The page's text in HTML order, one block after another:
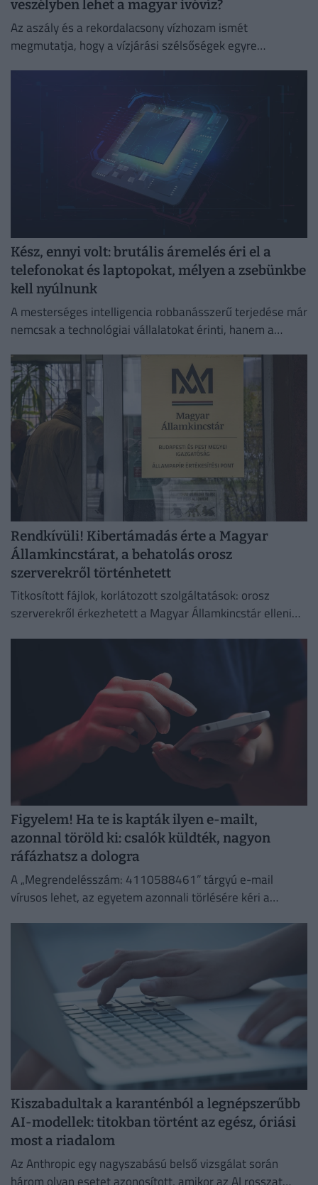
veszélyben lehet a magyar ivóvíz?
Az aszály és a rekordalacsony vízhozam ismét
megmutatja, hogy a vízjárási szélsőségek egyre
Kész, ennyi volt: brutális áremelés éri el a
telefonokat és laptopokat, mélyen a zsebünkbe
kell nyúlnunk
A mesterséges intelligencia robbanásszerű terjedése már
nemcsak a technológiai vállalatokat érinti, hanem a
Rendkívüli! Kibertámadás érte a Magyar
Államkincstárat, a behatolás orosz
szerverekről történhetett
Titkosított fájlok, korlátozott szolgáltatások: orosz
szerverekről érkezhetett a Magyar Államkincstár elleni
Figyelem! Ha te is kapták ilyen e-mailt,
azonnal töröld ki: csalók küldték, nagyon
ráfázhatsz a dologra
A „Megrendelésszám: 4110588461” tárgyú e-mail
vírusos lehet, az egyetem azonnali törlésére kéri a
Kiszabadultak a karanténból a legnépszerűbb
AI-modellek: titokban történt az egész, óriási
most a riadalom
Az Anthropic egy nagyszabású belső vizsgálat során